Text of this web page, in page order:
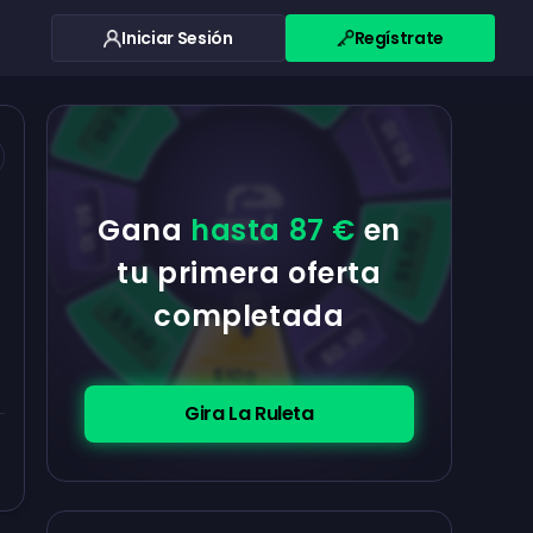
Iniciar Sesión Regístrate
Gana hasta 87 € en
tu primera oferta
completada
Gira La Ruleta
$100
$5.00
$0.10
$5.00
$0.10 $5.00
$5.00